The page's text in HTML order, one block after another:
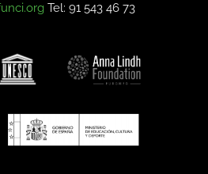
Tel: 91 543 46 73